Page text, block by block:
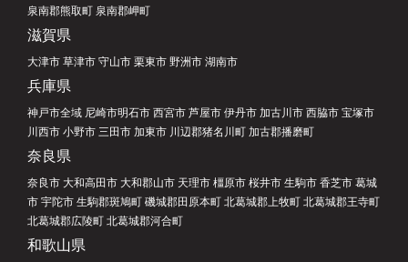
泉南郡熊取町 泉南郡岬町
滋賀県
大津市 草津市 守山市 栗東市 野洲市 湖南市
兵庫県
神戸市全域 尼崎市明石市 西宮市 芦屋市 伊丹市 加古川市 西脇市 宝塚市
川西市 小野市 三田市 加東市 川辺郡猪名川町 加古郡播磨町
奈良県
奈良市 大和高田市 大和郡山市 天理市 橿原市 桜井市 生駒市 香芝市 葛城
市 宇陀市 生駒郡斑鳩町 磯城郡田原本町 北葛城郡上牧町 北葛城郡王寺町
北葛城郡広陵町 北葛城郡河合町
和歌山県